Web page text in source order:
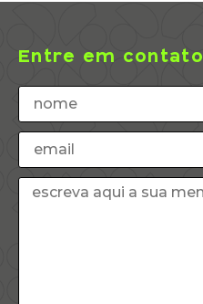
Entre em contato